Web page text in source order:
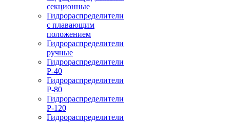
секционные
Гидрораспределители
с плавающим
положением
Гидрораспределители
ручные
Гидрораспределители
Р-40
Гидрораспределители
Р-80
Гидрораспределители
Р-120
Гидрораспределители